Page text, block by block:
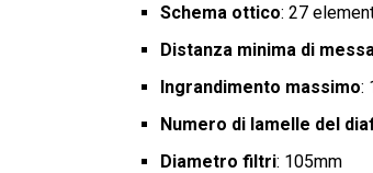
Schema ottico: 27
Distanza minima di
Ingrandimento massimo:
Numero di lamelle del
Diametro filtri: 105mm